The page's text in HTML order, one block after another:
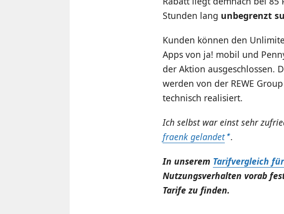
Stunden lang unbegrenzt
Kunden können den
Apps von ja! mobil und
der Aktion ausgeschlossen.
werden von der REWE
technisch realisiert.
Ich selbst war einst sehr
fraenk gelandet .
In unserem Tarifvergleich
Nutzungsverhalten vorab
Tarife zu finden.